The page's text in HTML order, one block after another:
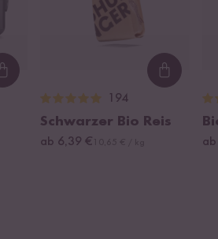
Loading...
194
Schwarzer Bio Reis
ab 6,39 €